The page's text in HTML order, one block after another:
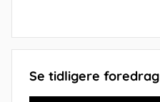
Se tidligere foredrag